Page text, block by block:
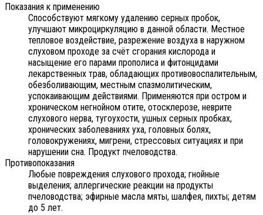
Показания к применению
Способствуют мягкому удалению серных пробок,
улучшают микроциркуляцию в данной области. Местное
тепловое воздействие, разрежение воздуха в наружном
слуховом проходе за счёт сгорания кислорода и
насыщение его парами прополиса и фитонцидами
лекарственных трав, обладающих противовоспалительным,
обезболивающим, местным спазмолитическим,
успокаивающим действиями. Применяются при остром и
хроническом негнойном отите, отосклерозе, неврите
слухового нерва, тугоухости, ушных серных пробках,
хронических заболеваниях уха, головных болях,
головокружениях, мигрени, стрессовых ситуациях и при
нарушении сна. Продукт пчеловодства.
Противопоказания
Любые повреждения слухового прохода; гнойные
выделения; аллергические реакции на продукты
пчеловодства; эфирные масла мяты, шалфея, пихты; детям
до 5 лет.